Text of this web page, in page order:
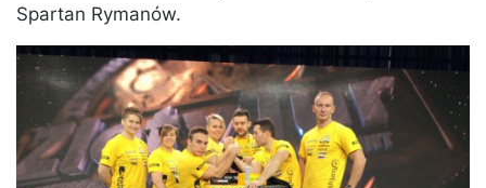
Spartan Rymanów.